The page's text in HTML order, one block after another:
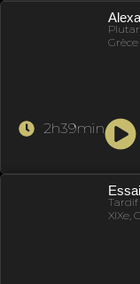
2h39min
XIXe,